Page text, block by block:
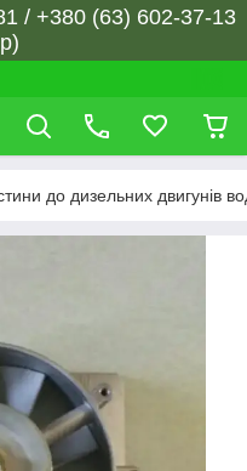
/ +380 (63) 602-37-13
до дизельних двигунів